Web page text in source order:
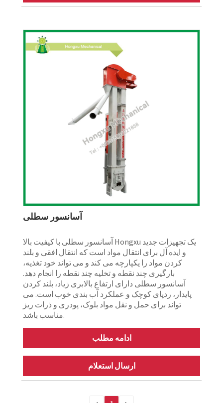
آسانسور سطلی
آسانسور سطلی با کیفیت بالا Hongxu یک تجهیزات جدید
و ایده آل برای انتقال مواد است که انتقال افقی و بلند
کردن مواد را یکپارچه می کند و می تواند خود تغذیه،
بارگیری چند نقطه و تخلیه چند نقطه را انجام دهد.
آسانسور سطلی دارای ارتفاع بالابری زیاد، بلند کردن
پایدار، ردپای کوچک و عملکرد آب بندی خوب است. می
تواند برای حمل و نقل مواد بلوک، پودری و ذرات ریز
مناسب باشد.
ادامه مطلب
ارسال استعلام